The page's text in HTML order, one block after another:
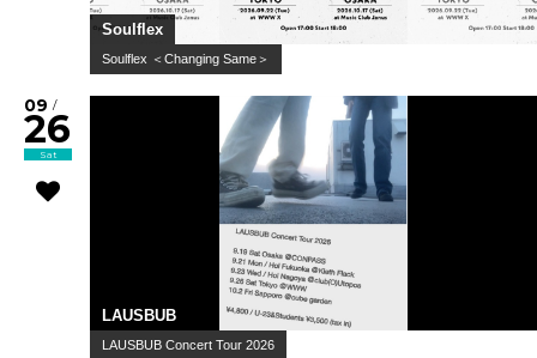
Soulflex
Soulflex ＜Changing Same＞
09 /
26
Sat
LAUSBUB
LAUSBUB Concert Tour 2026